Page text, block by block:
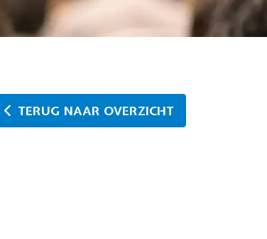
TERUG NAAR OVERZICHT